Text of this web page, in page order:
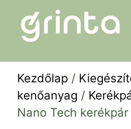
Kezdőlap /
kenőanyag /
Nano Tech